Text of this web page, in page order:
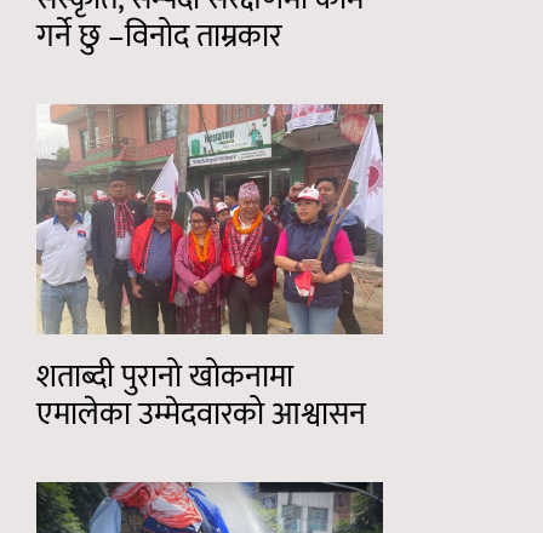
गर्ने छु –विनोद ताम्रकार
शताब्दी पुरानो खोकनामा
एमालेका उम्मेदवारको आश्वासन